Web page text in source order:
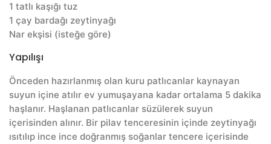
1 tatlı kaşığı tuz
1 çay bardağı zeytinyağı
Nar ekşisi (isteğe göre)
Yapılışı
Önceden hazırlanmış olan kuru patlıcanlar kaynayan
suyun içine atılır ev yumuşayana kadar ortalama 5 dakika
haşlanır. Haşlanan patlıcanlar süzülerek suyun
içerisinden alınır. Bir pilav tenceresinin içinde zeytinyağı
ısıtılıp ince ince doğranmış soğanlar tencere içerisinde